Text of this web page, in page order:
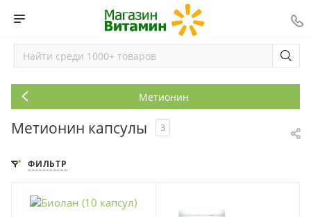
Метионин
Метионин капсулы 3
ФИЛЬТР